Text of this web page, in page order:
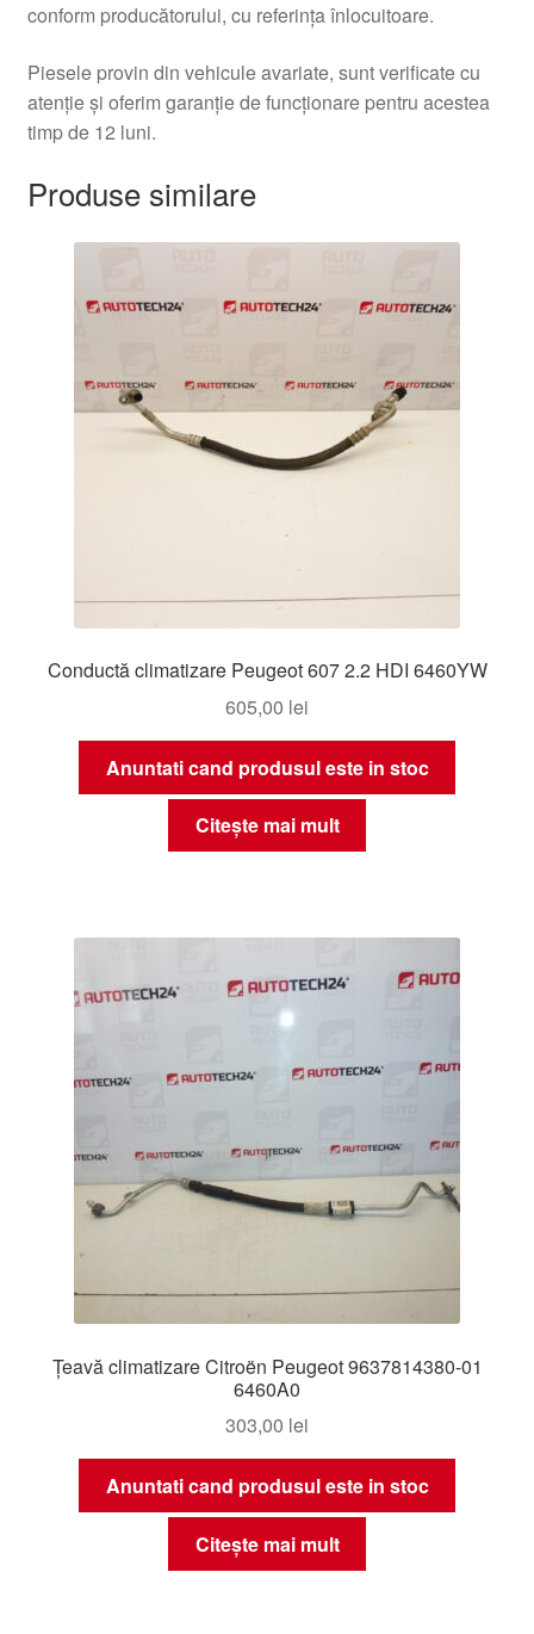
conform producătorului, cu referința înlocuitoare.
Piesele provin din vehicule avariate, sunt verificate cu
atenție și oferim garanție de funcționare pentru acestea
timp de 12 luni.
Produse similare
Conductă climatizare Peugeot 607 2.2 HDI 6460YW
605,00 lei
Anuntati cand produsul este in stoc
Citește mai mult
Țeavă climatizare Citroën Peugeot 9637814380-01
6460A0
303,00 lei
Anuntati cand produsul este in stoc
Citește mai mult